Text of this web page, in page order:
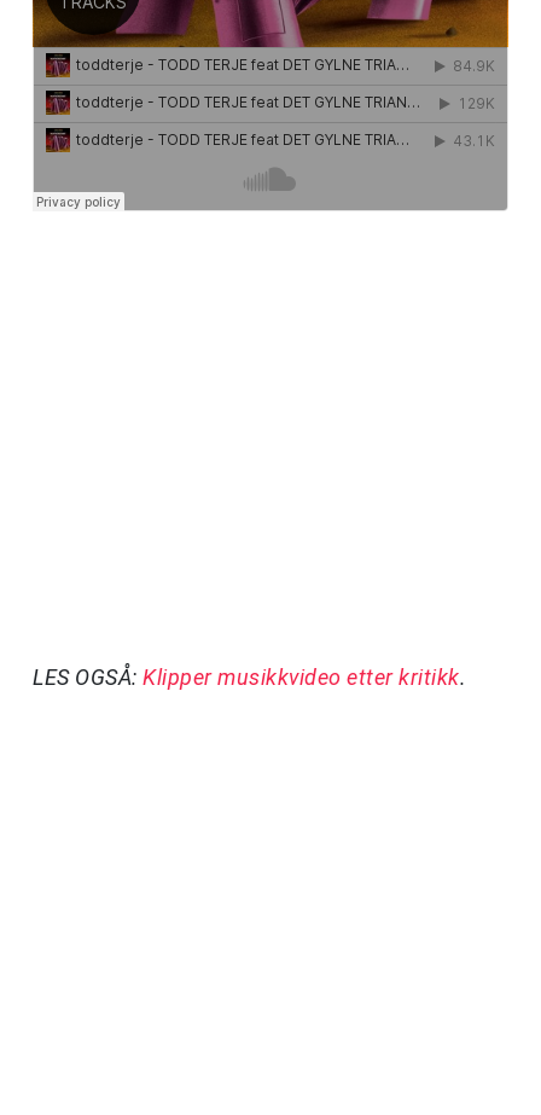
LES OGSÅ: Klipper musikkvideo etter kritikk.